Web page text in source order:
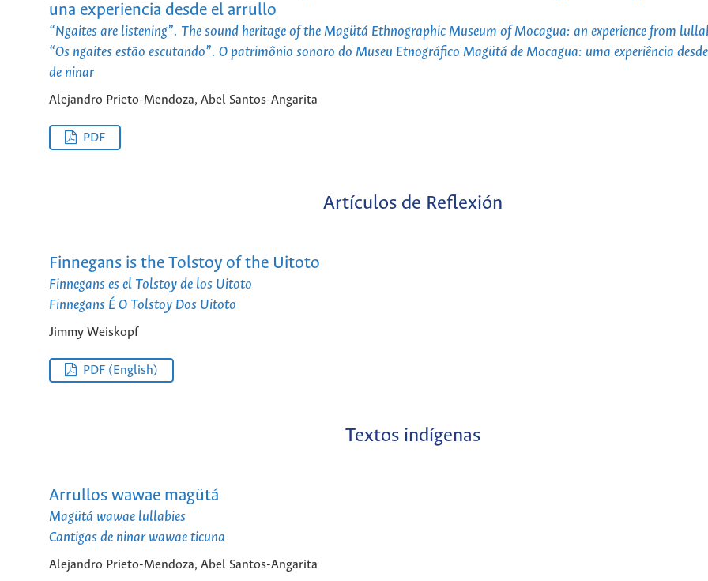
una experiencia desde el arrullo
“Ngaites are listening”. The sound heritage of the Magütá Ethnographic Museum of Mocagua: an experience from
“Os ngaites estão escutando”. O patrimônio sonoro do Museu Etnográfico Magütá de Mocagua: uma experiência
de ninar
Alejandro Prieto-Mendoza, Abel Santos-Angarita
PDF
Artículos de Reflexión
Finnegans is the Tolstoy of the Uitoto
Finnegans es el Tolstoy de los Uitoto
Finnegans É O Tolstoy Dos Uitoto
Jimmy Weiskopf
PDF (English)
Textos indígenas
Arrullos wawae magütá
Magütá wawae lullabies
Cantigas de ninar wawae ticuna
Alejandro Prieto-Mendoza, Abel Santos-Angarita